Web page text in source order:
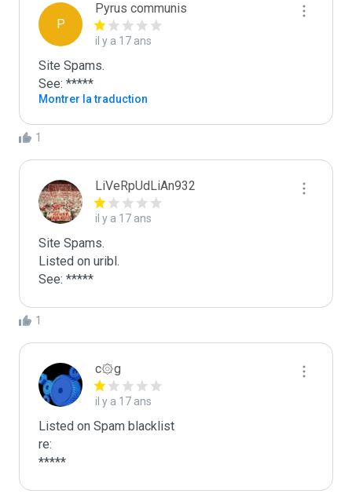
P
Pyrus communis
il y a 17 ans
Site Spams.
See: *****
Montrer la traduction
1
LiVeRpUdLiAn932
il y a 17 ans
Site Spams.
Listed on uribl.
See: *****
1
c۞g
il y a 17 ans
Listed on Spam blacklist
re:
*****